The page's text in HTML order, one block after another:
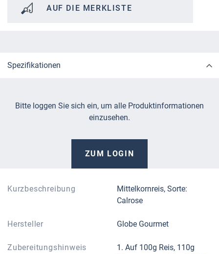
AUF DIE MERKLISTE
Spezifikationen
Bitte loggen Sie sich ein, um alle Produktinformationen
einzusehen.
ZUM LOGIN
Kurzbeschreibung
Mittelkornreis, Sorte:
Calrose
Hersteller Globe Gourmet
Zubereitungshinweis
1. Auf 100g Reis, 110g